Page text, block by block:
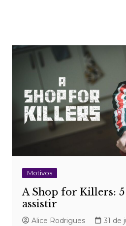
Motivos
A Shop for Killers:
assistir
Alice Rodrigues
31 de